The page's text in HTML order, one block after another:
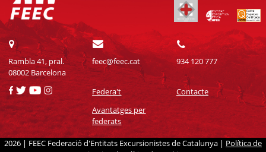
Rambla 41, pral.
08002 Barcelona
feec@feec.cat 934 120 777
Federa't
Avantatges per
federats
Contacte
2026 | FEEC Federació d'Entitats Excursionistes de Catalunya | Política de